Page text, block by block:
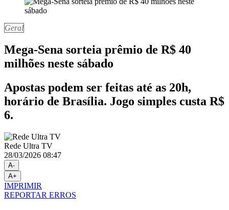
Geral
Mega-Sena sorteia prêmio de R$ 40
milhões neste sábado
Apostas podem ser feitas até as 20h,
horário de Brasília. Jogo simples custa R$
6.
Rede Ultra TV
28/03/2026 08:47
A-
A+
IMPRIMIR
REPORTAR ERROS